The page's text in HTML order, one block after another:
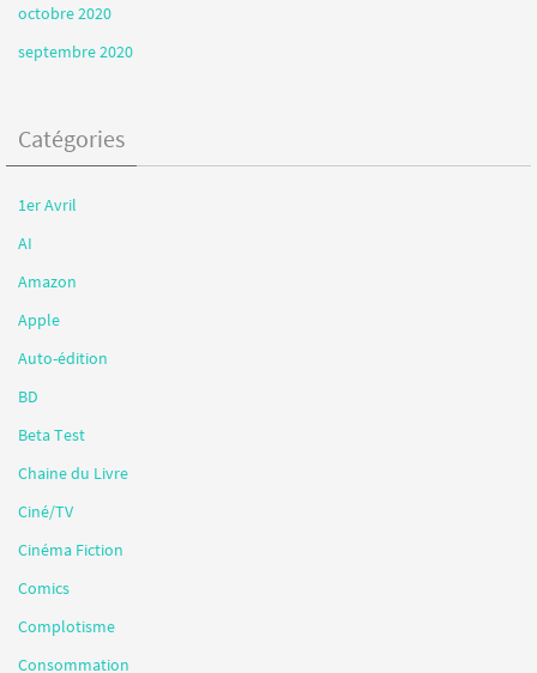
octobre 2020
septembre 2020
Catégories
1er Avril
AI
Amazon
Apple
Auto-édition
BD
Beta Test
Chaine du Livre
Ciné/TV
Cinéma Fiction
Comics
Complotisme
Consommation